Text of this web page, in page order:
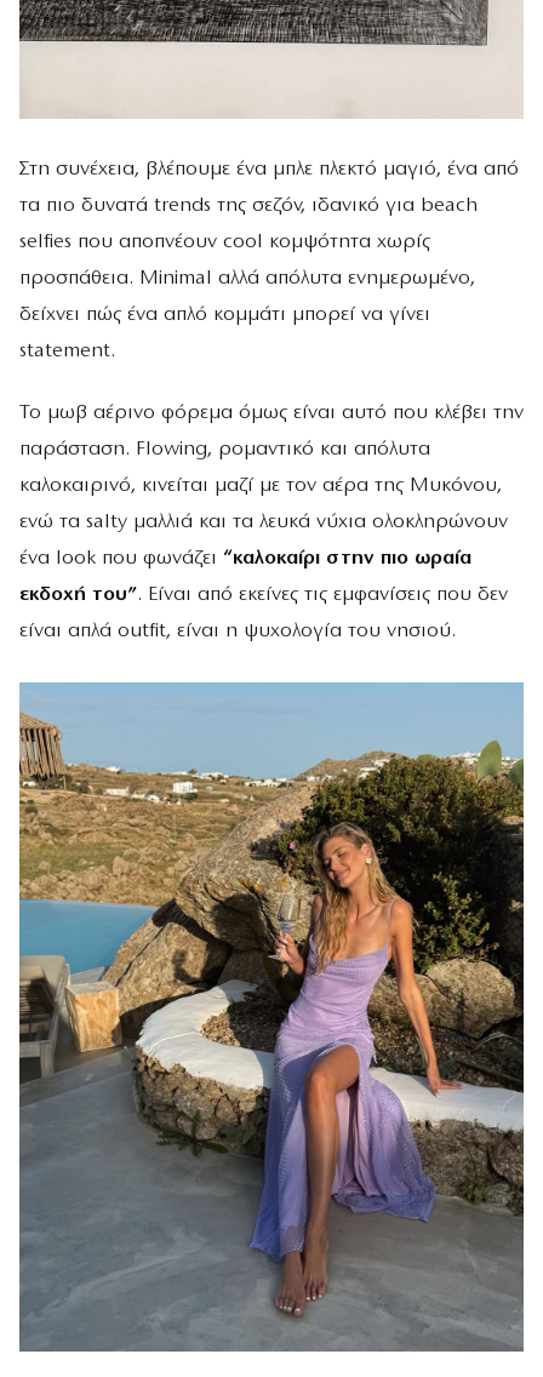
Στη συνέχεια, βλέπουμε ένα μπλε πλεκτό μαγιό, ένα από
τα πιο δυνατά trends της σεζόν, ιδανικό για beach
selfies που αποπνέουν cool κομψότητα χωρίς
προσπάθεια. Minimal αλλά απόλυτα ενημερωμένο,
δείχνει πώς ένα απλό κομμάτι μπορεί να γίνει
statement.
Το μωβ αέρινο φόρεμα όμως είναι αυτό που κλέβει την
παράσταση. Flowing, ρομαντικό και απόλυτα
καλοκαιρινό, κινείται μαζί με τον αέρα της Μυκόνου,
ενώ τα salty μαλλιά και τα λευκά νύχια ολοκληρώνουν
ένα look που φωνάζει “καλοκαίρι στην πιο ωραία
εκδοχή του”. Είναι από εκείνες τις εμφανίσεις που δεν
είναι απλά outfit, είναι η ψυχολογία του νησιού.